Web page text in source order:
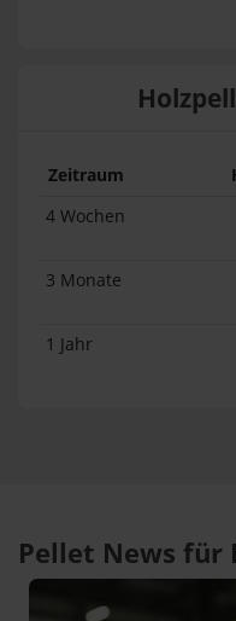
Zeitraum
4 Wochen
3 Monate
1 Jahr
Pellet News für